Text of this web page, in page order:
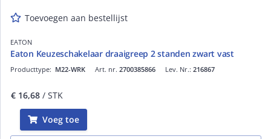
Toevoegen aan bestellijst
EATON
Eaton Keuzeschakelaar draaigreep 2 standen zwart vast
Art. nr. 2700385866
Producttype: M22-WRK Lev. Nr.: 216867
€ 16,68 / STK
Voeg toe